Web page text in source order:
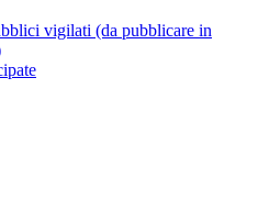
vigilati (da pubblicare in